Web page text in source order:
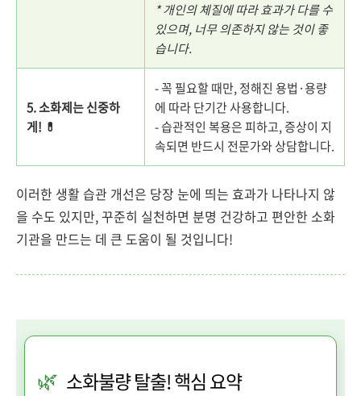
* 개인의 체질에 따라 효과가 다를 수
있으며, 너무 의존하지 않는 것이 좋
습니다.
5. 소화제는 신중하
게! 💊
- 꼭 필요할 때만, 정해진 용법·용량
에 따라 단기간 사용합니다.
- 습관적인 복용은 피하고, 증상이 지
속되면 반드시 전문가와 상담합니다.
이러한 생활 습관 개선은 당장 눈에 띄는 효과가 나타나지 않
을 수도 있지만, 꾸준히 실천하면 분명 건강하고 편안한 소화
기관을 만드는 데 큰 도움이 될 것입니다!
🌿 소화불량 탈출! 핵심 요약